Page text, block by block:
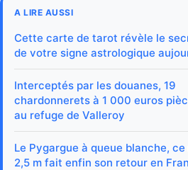
A LIRE AUSSI
Cette carte de tarot révèle le
de votre signe astrologique
Interceptés par les douanes, 19
chardonnerets à 1 000 euros
au refuge de Valleroy
Le Pygargue à queue blanche,
2,5 m fait enfin son retour en